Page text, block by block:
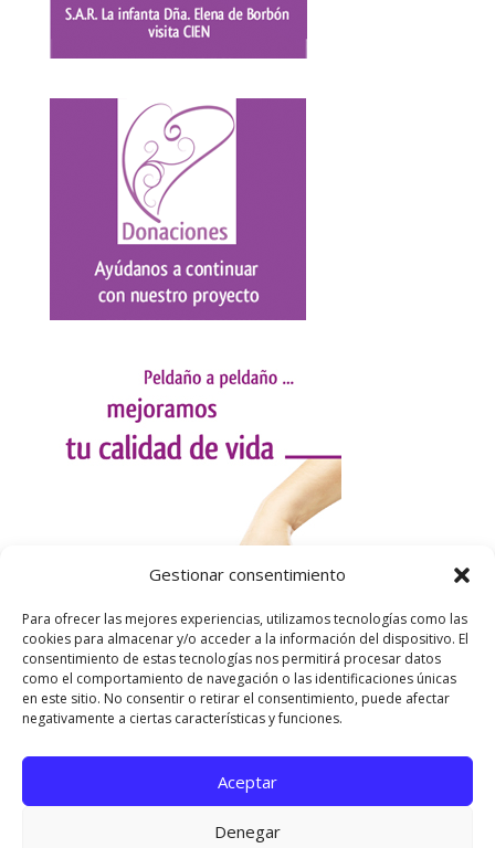
Gestionar consentimiento
Para ofrecer las mejores experiencias, utilizamos tecnologías como las
cookies para almacenar y/o acceder a la información del dispositivo. El
consentimiento de estas tecnologías nos permitirá procesar datos
como el comportamiento de navegación o las identificaciones únicas
en este sitio. No consentir o retirar el consentimiento, puede afectar
negativamente a ciertas características y funciones.
Aceptar
Denegar
Utilizamos cookies para ofrecerte la mejor experiencia en
Puedes aprender más sobre qué cookies utilizamos o